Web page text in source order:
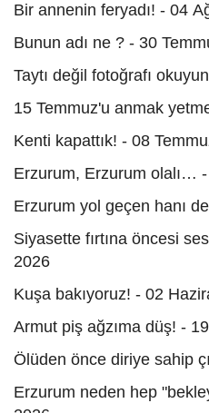
Bir annenin
Bunun adı ne ? -
Taytı değil fotoğrafı
15 Temmuz'u anmak
Kenti kapattık! - 08
Erzurum, Erzurum olalı…
Erzurum yol geçen hanı
Siyasette fırtına öncesi
2026
Kuşa bakıyoruz! - 02
Armut piş ağzıma düş! -
Ölüden önce diriye sahip
Erzurum neden hep